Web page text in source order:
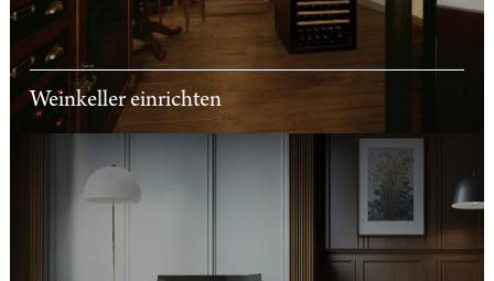
Weinkeller einrichten